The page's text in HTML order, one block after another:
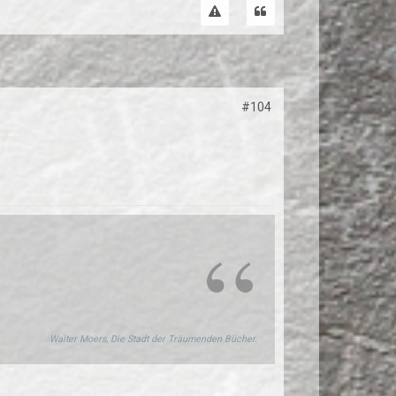
#104
Walter Moers, Die Stadt der Träumenden Bücher.